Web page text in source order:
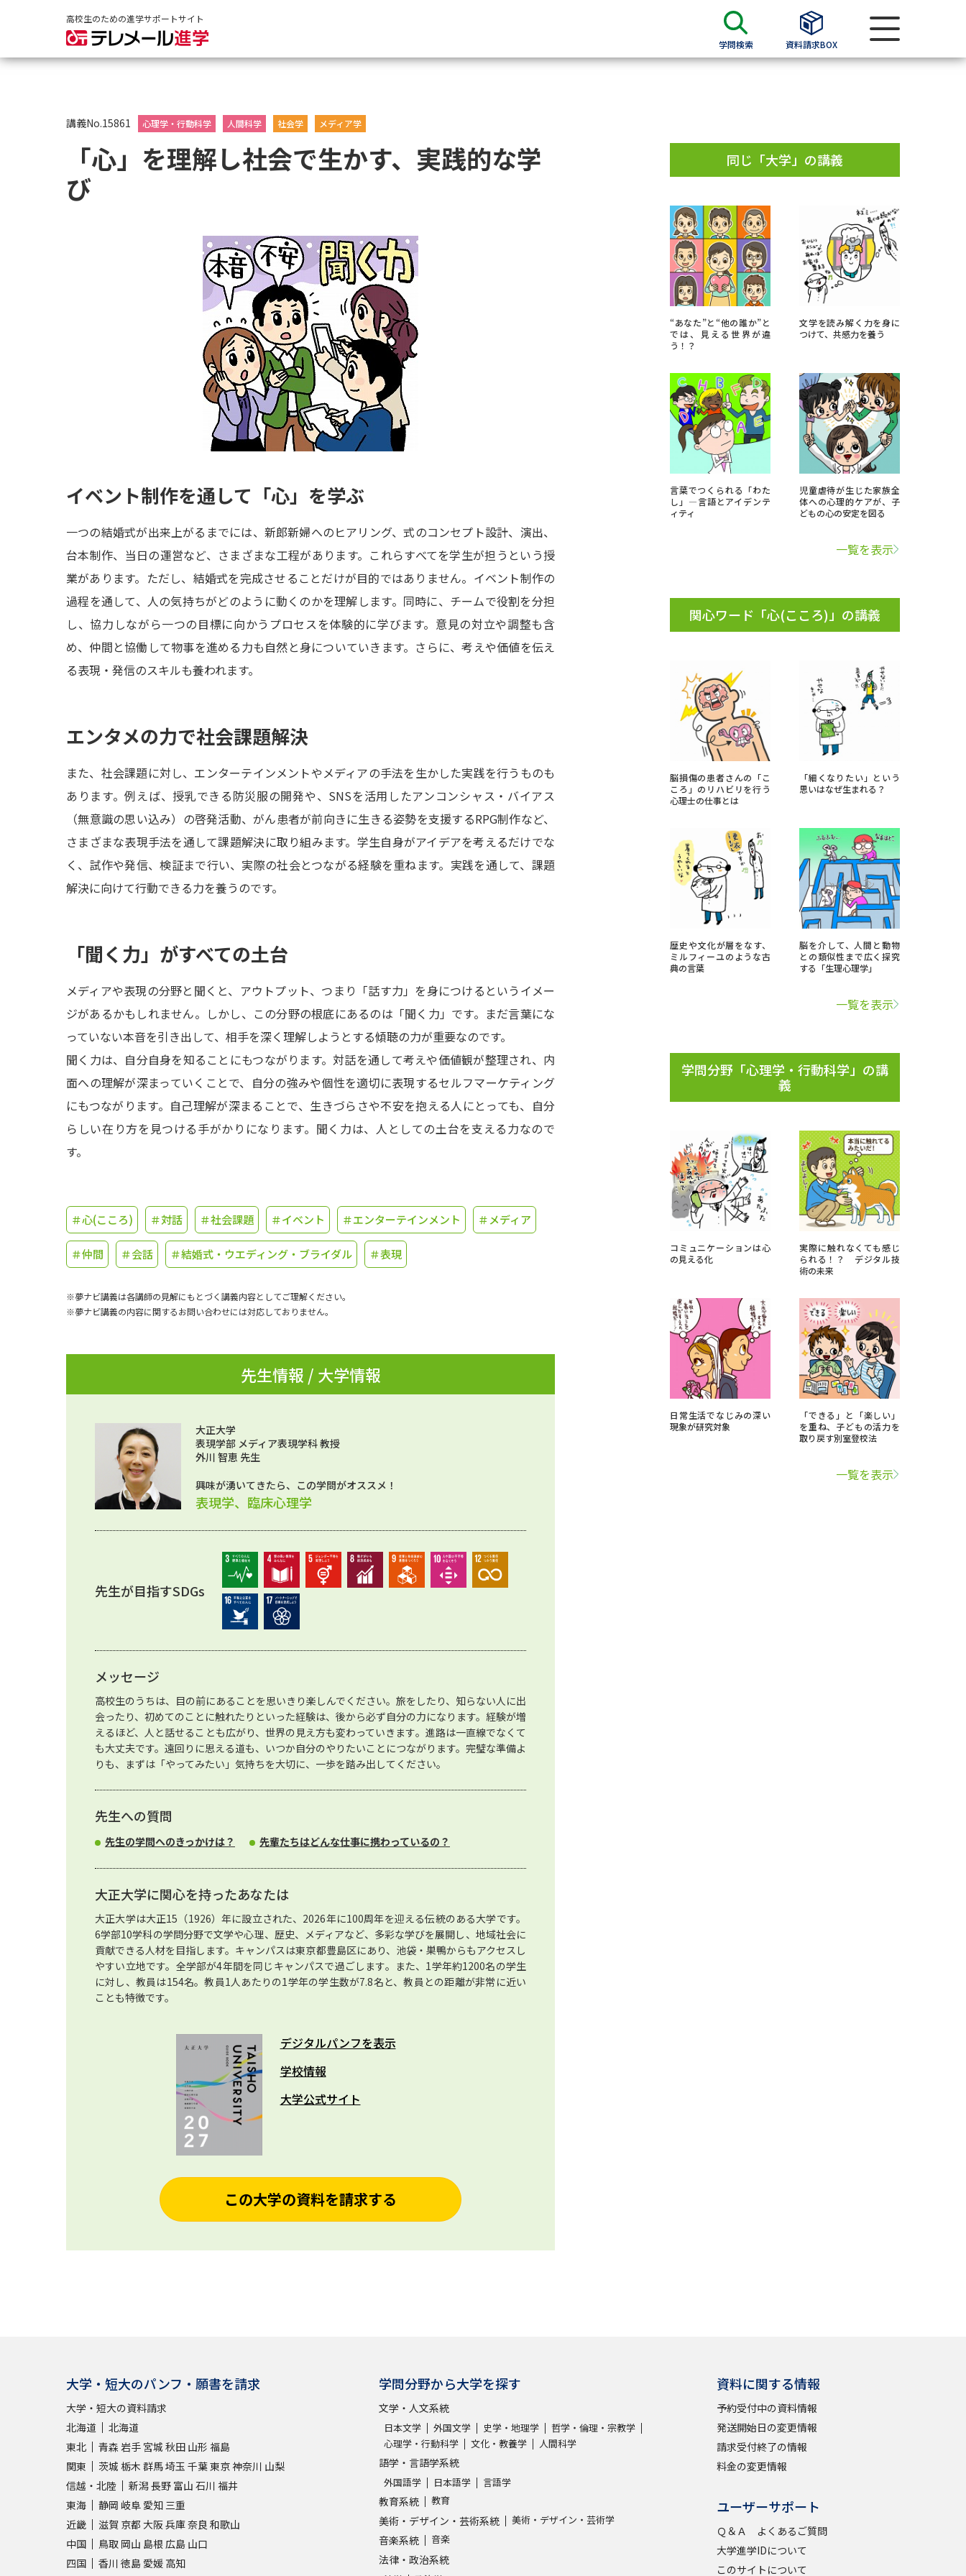
高校生のための進学サポートサイト
学問検索 資料請求BOX
大学・短大の資料種類から請求
大学パンフ
学部・学科パンフ
過去問題集
留学・進学関連、塾・予備校
大学入学共通テスト「受験上の配慮案内」の請求
小学校教員資格認定試験
大学検索
大学で学べる内容や特徴を調べる
新増設大学・学部・学科特集
データサイエンス特集
進路の３択
新学年スタート号特集ページ（高3生用）
新学年スタート号特集ページ（高2生用）
SELFBRAND特集ページ
実施プログラムから探す
受験準備 資料検索
先輩が入学を決めた理由
新生活お役立ちガイド
学問発見
大学で学びたい学問発見
学問のミニ講義「夢ナビ講義」 夢ナビライブ
このサイトについて
資料の料金の お支払いについて 受付内容・発送状況の確認 テレメール
お支払いサイト
お問合せ先 テレメール進学カタログ訂正のご案内
講義No.15861 心理学・行動科学 人間科学 社会学 メディア学
「心」を理解し社会で生かす、実践的な学
び
イベント制作を通して「心」を学ぶ
一つの結婚式が出来上がるまでには、新郎新婦へのヒアリング、式のコンセプト設計、演出、
台本制作、当日の運営など、さまざまな工程があります。これらすべてを学生が担うという授
業があります。ただし、結婚式を完成させることだけが目的ではありません。イベント制作の
過程を通して、人の気持ちがどのように動くのかを理解します。同時に、チームで役割を分担
し、協力しながら一つの目標に向かうプロセスを体験的に学びます。意見の対立や調整も含
め、仲間と協働して物事を進める力も自然と身についていきます。さらに、考えや価値を伝え
る表現・発信のスキルも養われます。
エンタメの力で社会課題解決
また、社会課題に対し、エンターテインメントやメディアの手法を生かした実践を行うものも
あります。例えば、授乳できる防災服の開発や、SNSを活用したアンコンシャス・バイアス
（無意識の思い込み）の啓発活動、がん患者が前向きに生きる姿勢を支援するRPG制作など、
さまざまな表現手法を通して課題解決に取り組みます。学生自身がアイデアを考えるだけでな
く、試作や発信、検証まで行い、実際の社会とつながる経験を重ねます。実践を通して、課題
解決に向けて行動できる力を養うのです。
「聞く力」がすべての土台
メディアや表現の分野と聞くと、アウトプット、つまり「話す力」を身につけるというイメー
ジがあるかもしれません。しかし、この分野の根底にあるのは「聞く力」です。まだ言葉にな
っていない本音を引き出して、相手を深く理解しようとする傾聴の力が重要なのです。
聞く力は、自分自身を知ることにもつながります。対話を通して考えや価値観が整理され、内
面への理解が深まっていくことで、自分の強みや個性を適切に表現するセルフマーケティング
にもつながります。自己理解が深まることで、生きづらさや不安を抱える人にとっても、自分
らしい在り方を見つける手がかりになります。聞く力は、人としての土台を支える力なので
す。
＃心(こころ) ＃対話 ＃社会課題 ＃イベント ＃エンターテインメント ＃メディア
＃仲間 ＃会話 ＃結婚式・ウエディング・ブライダル ＃表現
※夢ナビ講義は各講師の見解にもとづく講義内容としてご理解ください。
※夢ナビ講義の内容に関するお問い合わせには対応しておりません。
先生情報 / 大学情報
大正大学
表現学部 メディア表現学科 教授
外川 智恵 先生
興味が湧いてきたら、この学問がオススメ！
表現学、臨床心理学
先生が目指すSDGs
メッセージ
高校生のうちは、目の前にあることを思いきり楽しんでください。旅をしたり、知らない人に出
会ったり、初めてのことに触れたりといった経験は、後から必ず自分の力になります。経験が増
えるほど、人と話せることも広がり、世界の見え方も変わっていきます。進路は一直線でなくて
も大丈夫です。遠回りに思える道も、いつか自分のやりたいことにつながります。完璧な準備よ
りも、まずは「やってみたい」気持ちを大切に、一歩を踏み出してください。
先生への質問
先生の学問へのきっかけは？ 先輩たちはどんな仕事に携わっているの？
大正大学に関心を持ったあなたは
大正大学は大正15（1926）年に設立された、2026年に100周年を迎える伝統のある大学です。
6学部10学科の学問分野で文学や心理、歴史、メディアなど、多彩な学びを展開し、地域社会に
貢献できる人材を目指します。キャンパスは東京都豊島区にあり、池袋・巣鴨からもアクセスし
やすい立地です。全学部が4年間を同じキャンパスで過ごします。また、1学年約1200名の学生
に対し、教員は154名。教員1人あたりの1学年の学生数が7.8名と、教員との距離が非常に近い
ことも特徴です。
デジタルパンフを表示
学校情報
大学公式サイト
この大学の資料を請求する
同じ「大学」の講義
“あなた”と“他の誰か”と
では、見える世界が違
う！？
文学を読み解く力を身に
つけて、共感力を養う
言葉でつくられる「わた
し」―言語とアイデンテ
ィティ
児童虐待が生じた家族全
体への心理的ケアが、子
どもの心の安定を図る
一覧を表示
関心ワード「心(こころ)」の講義
脳損傷の患者さんの「こ
ころ」のリハビリを行う
心理士の仕事とは
「細くなりたい」という
思いはなぜ生まれる？
歴史や文化が層をなす、
ミルフィーユのような古
典の言葉
脳を介して、人間と動物
との類似性まで広く探究
する「生理心理学」
一覧を表示
学問分野「心理学・行動科学」の講
義
コミュニケーションは心
の見える化
実際に触れなくても感じ
られる！？ デジタル技
術の未来
日常生活でなじみの深い
現象が研究対象
「できる」と「楽しい」
を重ね、子どもの活力を
取り戻す別室登校法
一覧を表示
大学・短大のパンフ・願書を請求
大学・短大の資料請求
北海道
北海道
東北
青森 岩手 宮城 秋田 山形 福島
関東
茨城 栃木 群馬埼玉 千葉東京神奈川 山梨
信越・北陸
新潟長野 富山 石川 福井
東海
静岡 岐阜 愛知 三重
近畿
滋賀 京都 大阪兵庫奈良 和歌山
中国
鳥取 岡山 島根 広島 山口
四国
香川 徳島 愛媛 高知
学問分野から大学を探す
文学・人文系統
日本文学 外国文学 史学・地理学
哲学・倫理・宗教学
心理学・行動科学
文化・教養学 人間科学
語学・言語学系統
外国語学 日本語学 言語学
教育系統 教育
美術・デザイン・芸術系統 美術・デザイン・芸術学
音楽系統 音楽
法律・政治系統
資料に関する情報
予約受付中の資料情報
発送開始日の変更情報
請求受付終了の情報
料金の変更情報
ユーザーサポート
Ｑ＆Ａ よくあるご質問
大学進学IDについて
このサイトについて